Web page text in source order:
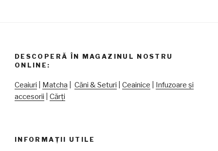
DESCOPERĂ ÎN MAGAZINUL NOSTRU
ONLINE:
Ceaiuri Matcha Căni & Seturi Ceainice
Infuzoare și
accesorii
Cărți
INFORMAȚII UTILE